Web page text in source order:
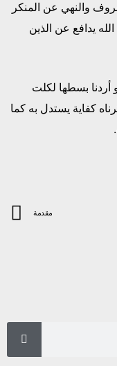
والنهي عن المنكر
يدافع عن الذين
أردنا بسطها لكلت
كفاية يستدل به كما
مقدمة